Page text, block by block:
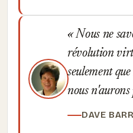
Nous ne
révolution
seulement
nous n'aurons
DAVE